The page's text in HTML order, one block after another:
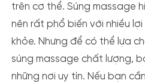
trên cơ thể. Súng massage
nên rất phổ biến với nhiều
khỏe. Nhưng để có thể lựa
súng massage chất lượng,
những nơi uy tín. Nếu bạn